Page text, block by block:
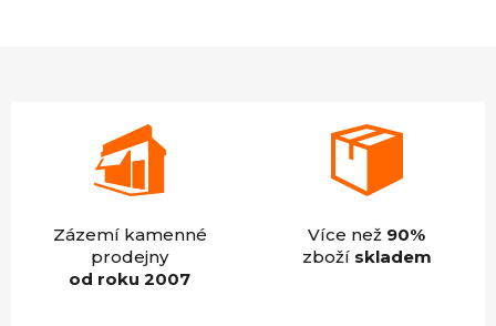
Zázemí kamenné
prodejny
od roku 2007
Více než 90%
zboží skladem